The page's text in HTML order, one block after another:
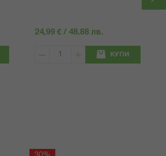
24,99 € / 48.88 лв.
КУПИ